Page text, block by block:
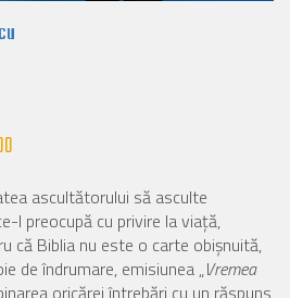
ascultătorului să asculte
l preocupă cu privire la viață,
că Biblia nu este o carte obișnuită,
de îndrumare, emisiunea „Vremea